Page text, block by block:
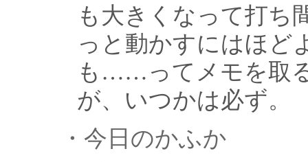
も大きくなって打ち
っと動かすにはほど
も……ってメモを取
が、いつかは必ず。
・今日のかふか